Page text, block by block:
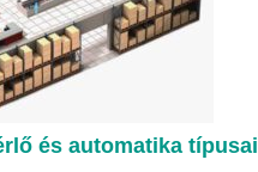
és automatika típusai